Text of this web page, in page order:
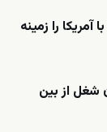
را زمینه
را نداشت: ۹۲ میلیون شغل از بین